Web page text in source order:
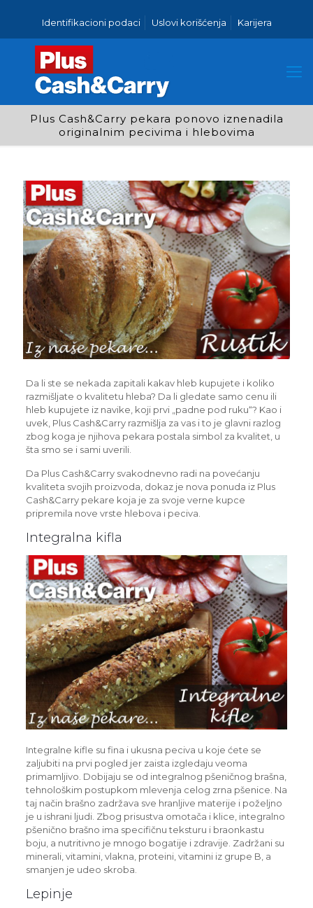
Identifikacioni podaci Uslovi korišćenja Karijera
Plus Cash&Carry pekara ponovo iznenadila
originalnim pecivima i hlebovima
Da li ste se nekada zapitali kakav hleb kupujete i koliko
razmišljate o kvalitetu hleba? Da li gledate samo cenu ili
hleb kupujete iz navike, koji prvi „padne pod ruku“? Kao i
uvek, Plus Cash&Carry razmišlja za vas i to je glavni razlog
zbog koga je njihova pekara postala simbol za kvalitet, u
šta smo se i sami uverili.
Da Plus Cash&Carry svakodnevno radi na povećanju
kvaliteta svojih proizvoda, dokaz je nova ponuda iz Plus
Cash&Carry pekare koja je za svoje verne kupce
pripremila nove vrste hlebova i peciva.
Integralna kifla
Integralne kifle su fina i ukusna peciva u koje ćete se
zaljubiti na prvi pogled jer zaista izgledaju veoma
primamljivo. Dobijaju se od integralnog pšeničnog brašna,
tehnološkim postupkom mlevenja celog zrna pšenice. Na
taj način brašno zadržava sve hranljive materije i poželjno
je u ishrani ljudi. Zbog prisustva omotača i klice, integralno
pšenično brašno ima specifičnu teksturu i braonkastu
boju, a nutritivno je mnogo bogatije i zdravije. Zadržani su
minerali, vitamini, vlakna, proteini, vitamini iz grupe B, a
smanjen je udeo skroba.
Lepinje